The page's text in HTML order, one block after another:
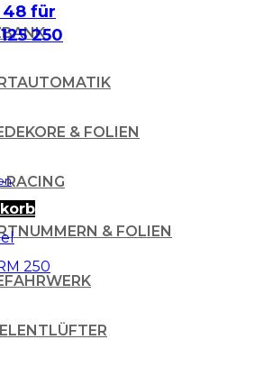
DEKORE & FOLIEN
RACING
& FOLIEN
FAHRWERK
48 für
250